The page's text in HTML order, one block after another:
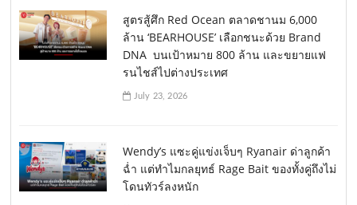
สูตรสู้ศึก Red Ocean ตลาดชานม 6,000
ล้าน ‘BEARHOUSE’ เลือกชนะด้วย Brand
DNA บนเป้าหมาย 800 ล้าน และขยายแฟ
รนไชส์ไปต่างประเทศ
July 23, 2026
Wendy’s แซะคู่แข่งเจ็บๆ Ryanair ด่าลูกค้า
ฉ่ำ แต่ทำไมกลยุทธ์ Rage Bait ของทั้งคู่ถึงไม่
โดนทัวร์ลงหนัก